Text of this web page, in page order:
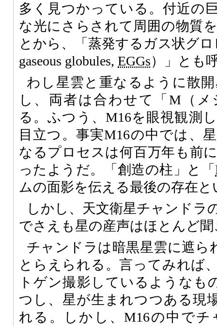
多く見つかっている。付近の
な光にさらされて周囲の物質
とから、「蒸発するガス状グロ
gaseous globules, EGGs）」とも
わし星雲と重なるように散開
し、両者は合わせて「M（
る。ふつう、M16を眼視観測
目立つ。事実M16の中では、
なるプロセスは何百万年も前
ったようだ。「創造の柱」と「
ムの面影を伝える最後の存在と
しかし、天文衛星チャンドラ
でさえも星の産声はほとんど
チャンドラは暗黒星雲に遮ら
とらえられる。言ってみれば
トゲン撮影しているようなも
つし、星が生まれつつある現
れる。しかし、M16の中で